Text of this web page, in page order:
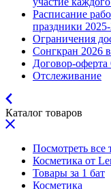
Расписание
праздники
Ограничения
Сонгкран 2026
Договор-
Отслеживание
Каталог товаров
Посмотреть все
Косметика от
Товары за 1 бат
Косметика